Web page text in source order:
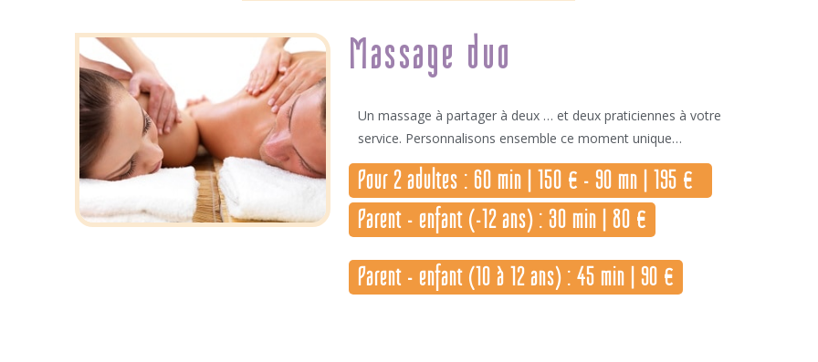
Massage duo
Un massage à partager à deux … et deux praticiennes à votre
service. Personnalisons ensemble ce moment unique…
Pour 2 adultes : 60 min | 150 € - 90 mn | 195 €
Parent - enfant (-12 ans) : 30 min | 80 €
Parent - enfant (10 à 12 ans) : 45 min | 90 €